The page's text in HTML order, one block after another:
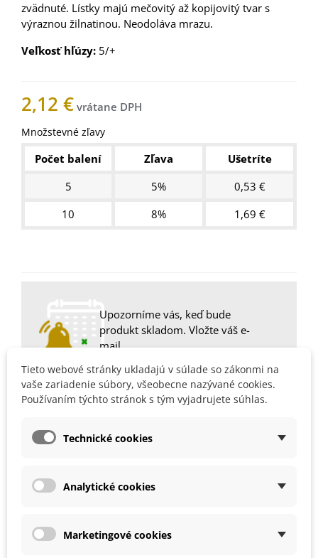
zvädnuté. Lístky majú mečovitý až kopijovitý tvar s
výraznou žilnatinou. Neodoláva mrazu.
Veľkosť hľúzy: 5/+
2,12 €
Množstevné zľavy
Počet balení Zľava
Ušetríte
5
5%
0,53 €
10
8% 1,69 €
Upozorníme vás, keď bude
produkt skladom. Vložte váš e-
mail.
Obľúbené
Popis
Vysádzame ich v druhej polovici apríla do hĺbky
5–10
Tieto webové stránky ukladajú v súlade so zákonmi na
vaše zariadenie súbory, všeobecne nazývané cookies.
Používaním týchto stránok s tým vyjadrujete súhlas.
Technické cookies
Analytické cookies
Marketingové cookies